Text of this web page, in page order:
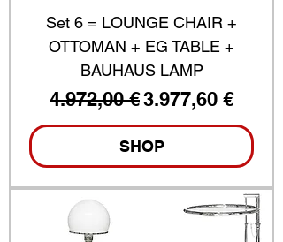
Set 6 = LOUNGE CHAIR +
OTTOMAN + EG TABLE +
BAUHAUS LAMP
Standardpreis
4.972,00 €Sale-Preis
3.977,60 €
SHOP